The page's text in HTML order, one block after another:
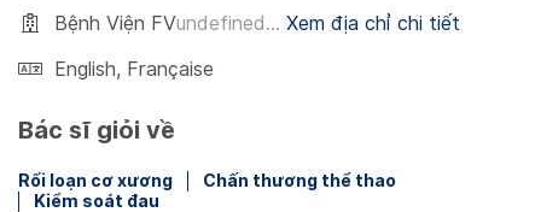
Bệnh Viện FVundefined... Xem địa chỉ chi tiết
English, Française
Bác sĩ giỏi về
Rối loạn cơ xương
Chấn thương thể thao
Kiểm soát đau